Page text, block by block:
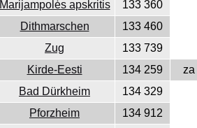
Marijampolės apskritis
133 360
Dithmarschen
133 460
Zug
133 739
Kirde-Eesti 134 259
za
Bad Dürkheim
134 329
Pforzheim
134 912